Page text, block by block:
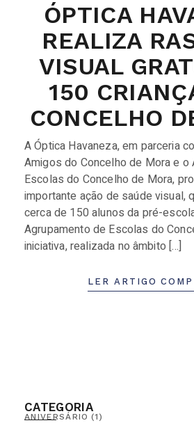
ÓPTICA
REALIZA
VISUAL
150
CONCELHO
A Óptica Havaneza, em parceria
Amigos do Concelho de Mora e o
Escolas do Concelho de Mora,
importante ação de saúde visual,
cerca de 150 alunos da pré-
Agrupamento de Escolas do
iniciativa, realizada no âmbito […]
LER ARTIGO
CATEGORIA
ANIVERSÁRIO (1)